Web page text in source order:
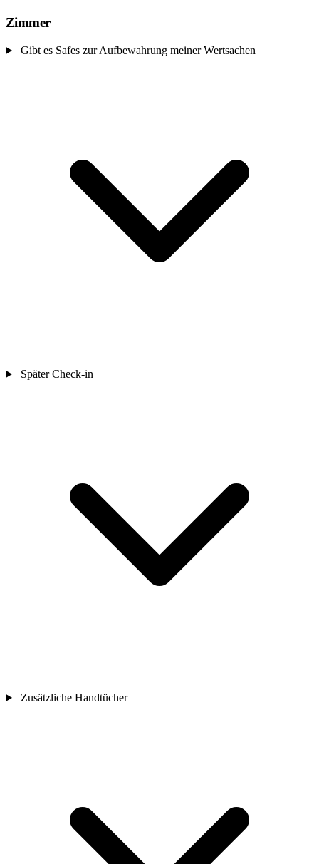
Zimmer
Gibt es Safes zur Aufbewahrung meiner Wertsachen
Später Check-in
Zusätzliche Handtücher